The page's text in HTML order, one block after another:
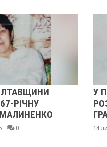
РІЧНУ
0
У
14